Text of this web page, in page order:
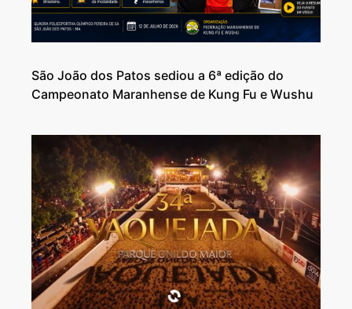
São João dos Patos sediou a 6ª edição do
Campeonato Maranhense de Kung Fu e Wushu